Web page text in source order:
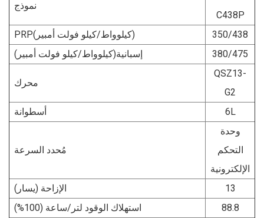
نموذج
C438P
PRP(كيلوواط/كيلو فولت أمبير)
350/438
إسبانية(كيلوواط/كيلو فولت أمبير) 380/475
محرك
QSZ13-
G2
أسطوانة
6L
مُحدد السرعة
وحدة
التحكم
الإلكترونية
الإزاحة (يسار)
13
استهلاك الوقود لتر/ساعة (100%)
88.8